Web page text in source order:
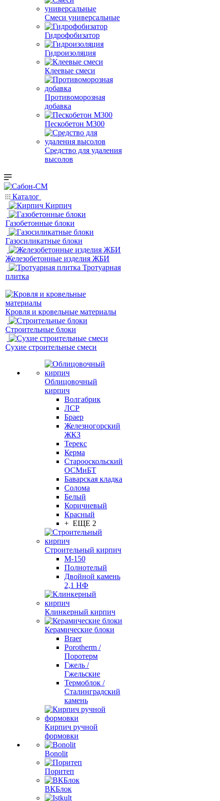
Смеси универсальные
Гидрофобизатор
Гидроизоляция
Клеевые смеси
Противоморозная
добавка
Пескобетон М300
Средство для удаления
высолов
Каталог
Кирпич
Газобетонные блоки
Газосиликатные блоки
Железобетонные изделия ЖБИ
Тротуарная
плитка
Кровля и кровельные материалы
Строительные блоки
Сухие строительные смеси
Облицовочный
кирпич
Волгабрик
ЛСР
Браер
Железногорский
ЖКЗ
Терекс
Керма
Старооскольский
ОСМиБТ
Баварская кладка
Солома
Белый
Коричневый
Красный
+ ЕЩЕ 2
Строительный кирпич
М-150
Полнотелый
Двойной камень
2,1 НФ
Клинкерный кирпич
Керамические блоки
Braer
Porotherm /
Поротерм
Гжель /
Гжельские
Термоблок /
Сталинградский
камень
Кирпич ручной
формовки
Bonolit
Поритеп
ВКБлок